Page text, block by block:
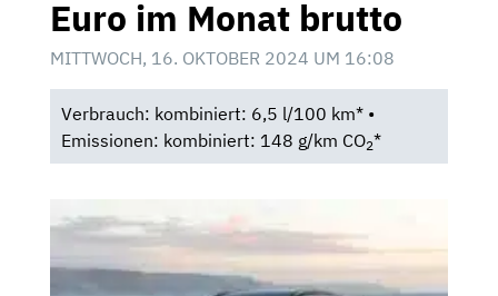
Euro im Monat brutto
MITTWOCH, 16. OKTOBER 2024 UM 16:08
Verbrauch: kombiniert: 6,5 l/100 km* •
Emissionen: kombiniert: 148 g/km CO2*